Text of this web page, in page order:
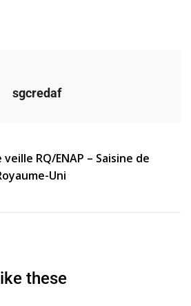
sgcredaf
RQ/ENAP – Saisine de
Uni
these